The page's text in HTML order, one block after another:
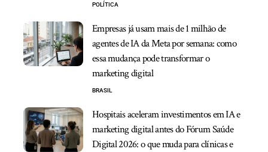
POLÍTICA
Empresas já usam mais de 1 milhão de
agentes de IA da Meta por semana: como
essa mudança pode transformar o
marketing digital
BRASIL
Hospitais aceleram investimentos em IA e
marketing digital antes do Fórum Saúde
Digital 2026: o que muda para clínicas e